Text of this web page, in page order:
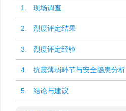
1. 现场调查
2. 烈度评定结果
3. 烈度评定经验
4. 抗震薄弱环节与安全隐患分析
5. 结论与建议